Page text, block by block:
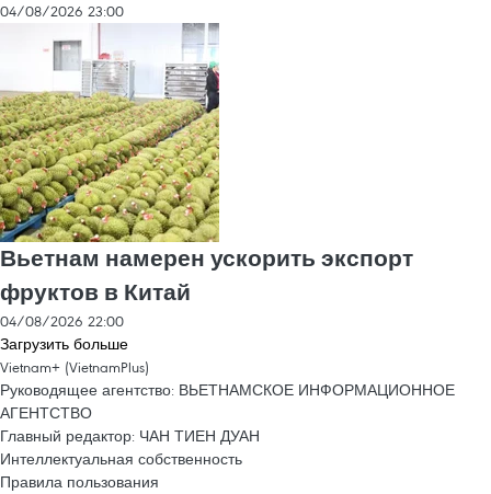
04/08/2026 23:00
Вьетнам намерен ускорить экспорт
фруктов в Китай
04/08/2026 22:00
Загрузить больше
Vietnam+ (VietnamPlus)
Руководящее агентство: ВЬЕТНАМСКОЕ ИНФОРМАЦИОННОЕ
АГЕНТСТВО
Главный редактор: ЧАН ТИЕН ДУАН
Интеллектуальная собственность
Правила пользования